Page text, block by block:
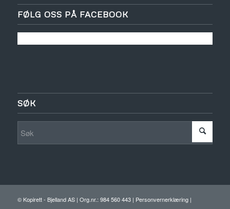
FØLG OSS PÅ FACEBOOK
SØK
© Kopirett - Bjelland AS| Org.nr.: 984 560 443 | Personvernerklæring|